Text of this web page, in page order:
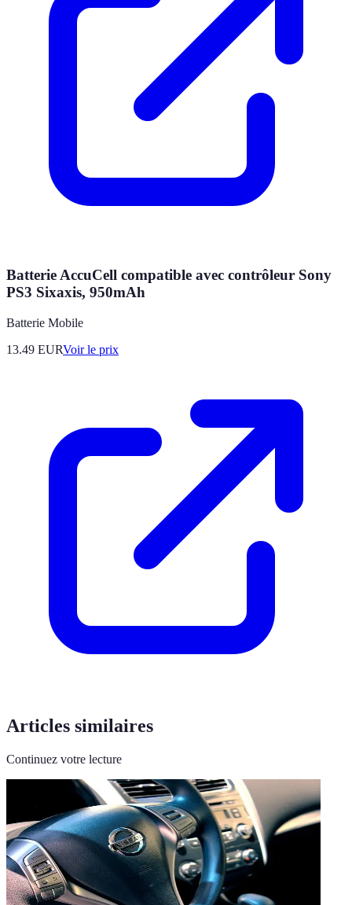
Batterie AccuCell compatible avec contrôleur Sony
PS3 Sixaxis, 950mAh
Batterie Mobile
13.49 EURVoir le prix
Articles similaires
Continuez votre lecture